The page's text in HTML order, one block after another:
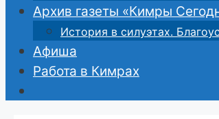
Архив газеты «Кимры
История в силуэтах.
Афиша
Работа в Кимрах